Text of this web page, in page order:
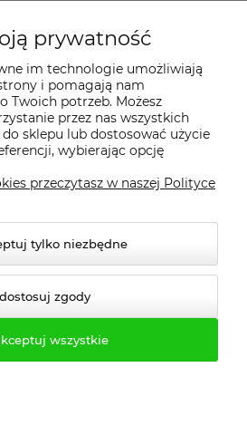
prywatność
im technologie umożliwiają
i pomagają nam
Twoich potrzeb. Możesz
przez nas wszystkich
sklepu lub dostosować użycie
wybierając opcję
przeczytasz w naszej Polityce
tylko niezbędne
dostosuj zgody
wszystkie